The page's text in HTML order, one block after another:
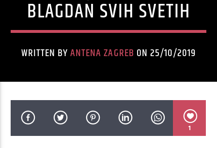
BLAGDAN SVIH SVETIH
WRITTEN BYANTENA ZAGREB ON 25/10/2019
1